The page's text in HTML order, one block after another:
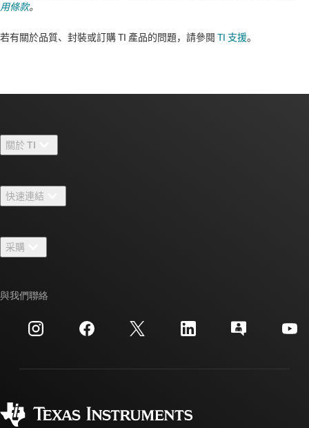
用條款。
若有關於品質、封裝或訂購 TI 產品的問題，請參閱 TI 支援。​​​​​​​​​​​​​​
關於 TI
人才招募
新聞室
活動
投資人關系
快速連結
TI E2E™ 設計支援論壇
交互參考搜索
客戶支援中心
myTI 帳戶常見問題解答
采購
訂購 FAQ
與我們聯絡